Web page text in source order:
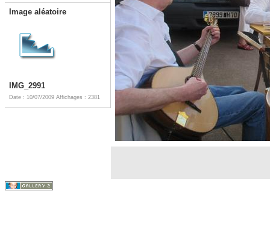
Image aléatoire
IMG_2991
Date : 10/07/2009 Affichages : 2381